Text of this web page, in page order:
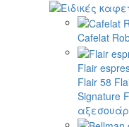
Cafelat
Flair
Flair 58
Signature
αξεσουάρ